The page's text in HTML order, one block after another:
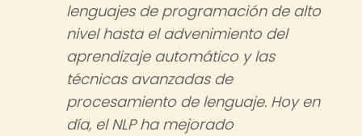
lenguajes de programación de alto
nivel hasta el advenimiento del
aprendizaje automático y las
técnicas avanzadas de
procesamiento de lenguaje. Hoy en
día, el NLP ha mejorado